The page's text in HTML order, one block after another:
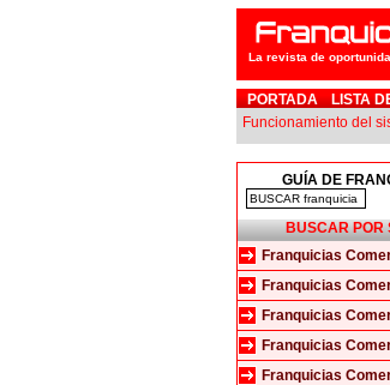
La revista de
PORTADA LISTA
Funcionamiento del
GUÍA DE
BUSCAR POR
Franquicias
Franquicias
Franquicias
Franquicias
Franquicias